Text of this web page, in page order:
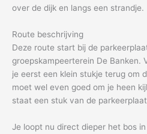
over de dijk en langs een strandje.
Route beschrijving
Deze route start bij de
groepskampeerterein De Banken.
je eerst een klein stukje terug om
moet wel even goed om je heen
staat een stuk van de
Je loopt nu direct dieper het bos